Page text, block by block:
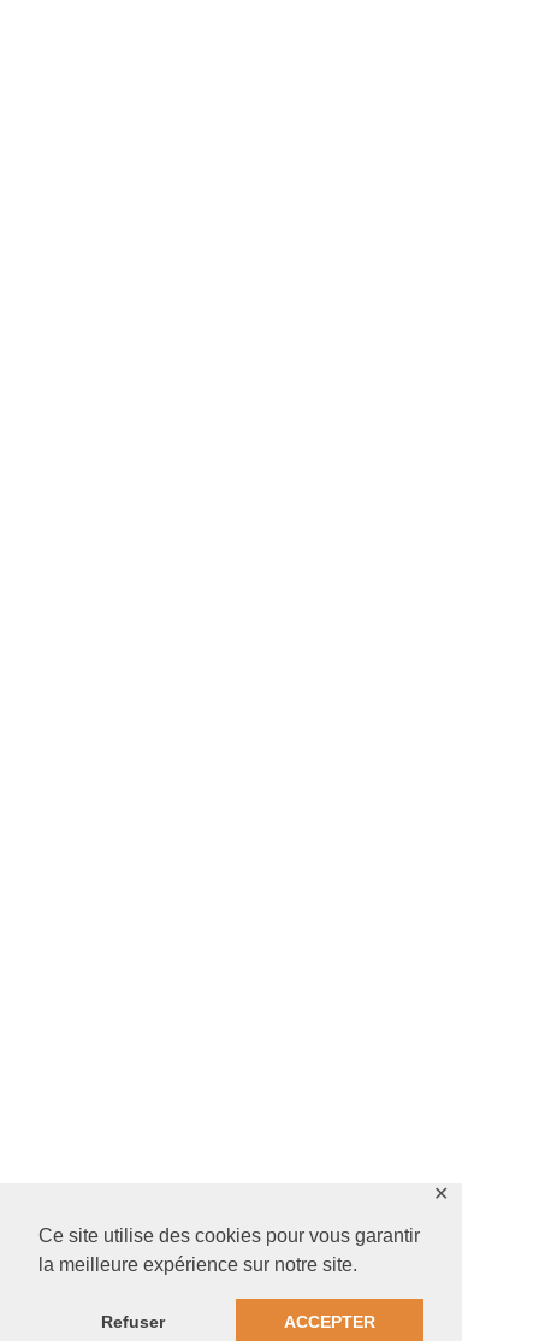
Ce site utilise des cookies pour vous garantir
la meilleure expérience sur notre site.
Refuser ACCEPTER
✕